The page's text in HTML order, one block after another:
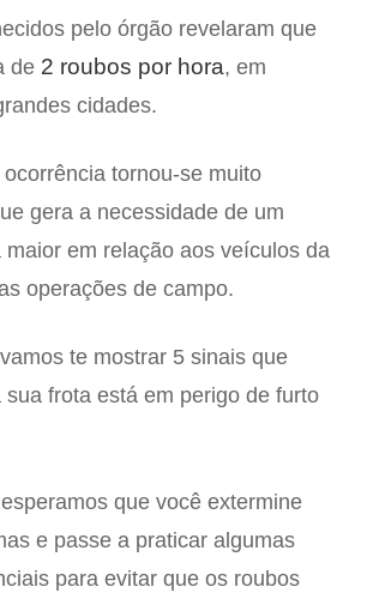
pelo órgão revelaram que
de 2 roubos por hora, em
cidades.
tornou-se muito
gera a necessidade de um
maior em relação aos veículos da
operações de campo.
te mostrar 5 sinais que
sua frota está em perigo de furto
que você extermine
e passe a praticar algumas
para evitar que os roubos